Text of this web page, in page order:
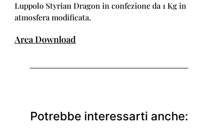
Luppolo Styrian Dragon in confezione da 1 Kg in
atmosfera modificata.
Area Download
Potrebbe interessarti anche: